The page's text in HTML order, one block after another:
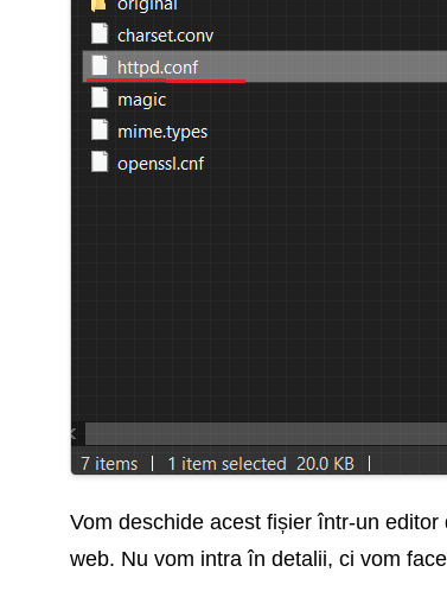
Vom deschide acest fișier într-un
web. Nu vom intra în detalii, ci vom